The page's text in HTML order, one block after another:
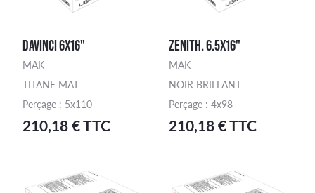
DAVINCI 6X16"
MAK
TITANE MAT
Perçage : 5x110
210,18 € TTC
ZENITH. 6.5X16"
MAK
NOIR BRILLANT
Perçage : 4x98
210,18 € TTC